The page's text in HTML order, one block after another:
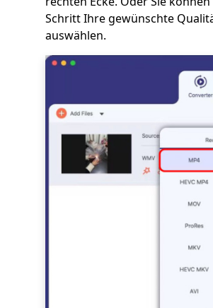
Schritt Ihre gewünschte
auswählen.